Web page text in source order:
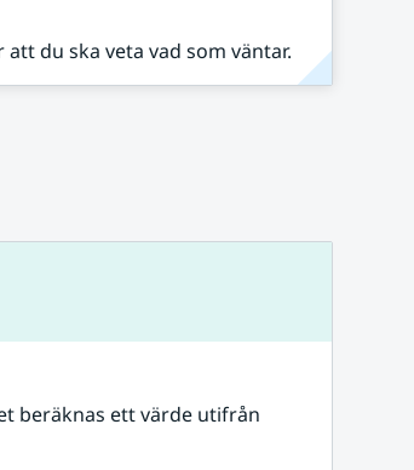
du ska veta vad som väntar.
beräknas ett värde utifrån